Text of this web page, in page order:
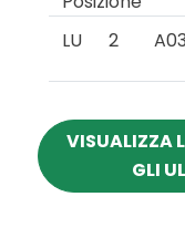
LU
2
VISUALIZZA
GLI